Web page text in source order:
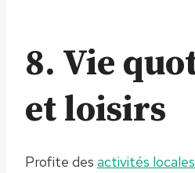
8. Vie
et loisirs
Profite des activités locales